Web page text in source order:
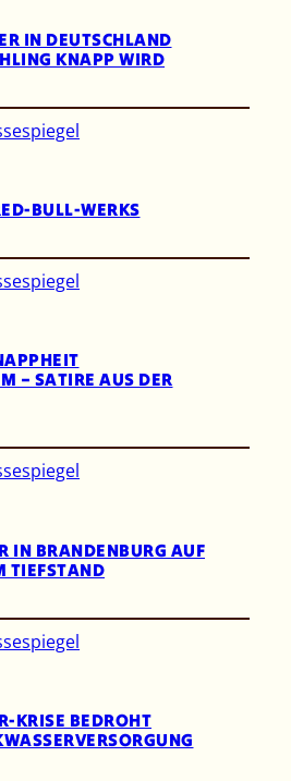
IN DEUTSCHLAND
KNAPP WIRD
BULL-WERKS
– SATIRE AUS DER
IN BRANDENBURG AUF
TIEFSTAND
KRISE BEDROHT